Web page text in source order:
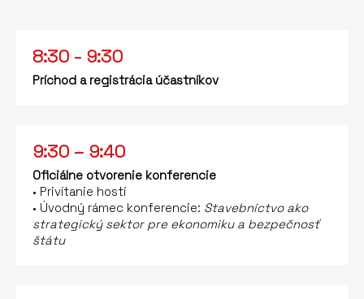
8:30 - 9:30
Príchod a registrácia účastníkov
9:30 – 9:40
Oficiálne otvorenie konferencie
• Privítanie hostí
• Úvodný rámec konferencie: Stavebníctvo ako
strategický sektor pre ekonomiku a bezpečnosť
štátu